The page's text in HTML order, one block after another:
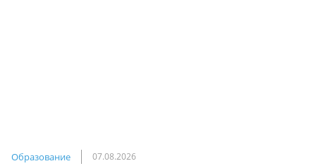
Образование 07.08.2026